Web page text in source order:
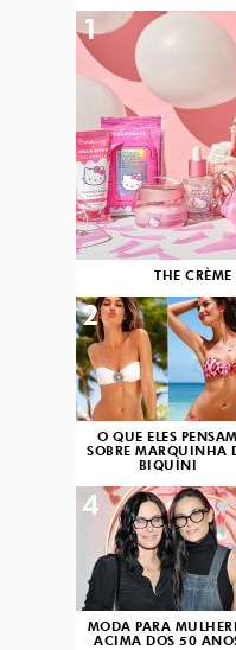
THE
1
O QUE ELES PENSAM
SOBRE MARQUINHA
BIQUÍNI
2
MODA PARA
ACIMA DOS 50
4